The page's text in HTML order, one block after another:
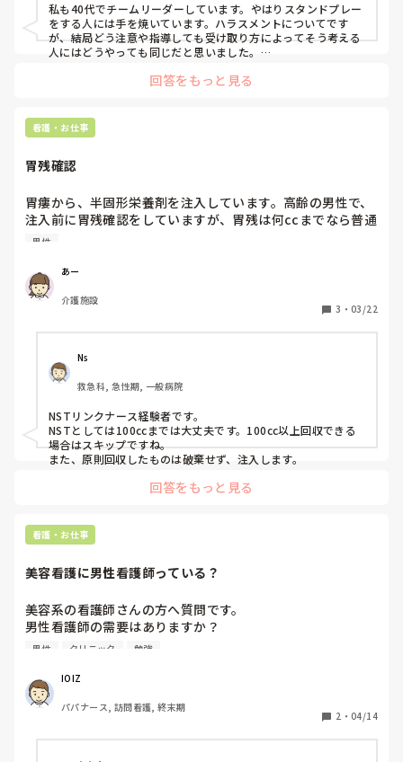
私も40代でチームリーダーしています。やはりスタンドプレー
をする人には手を焼いています。ハラスメントについてです
が、結局どう注意や指導しても受け取り方によってそう考える
人にはどうやっても同じだと思いました。
若い女性に対してですが、私は特に分け隔ててはいません。Z
しいと言われた時は流石に無理！と言いました)
学生の頃から女性が多い状況なので、意識する感覚が鈍ってる
ます。あくまで仕事ですからね。
回答をもっと見る
看護・お仕事
胃残確認
胃瘻から、半固形栄養剤を注入しています。高齢の男性で、
注入前に胃残確認をしていますが、胃残は何ccまでなら普通
に注入しますか？また、胃残が多い場合の対応はどのように
います。
男性
あー
介護施設
3 ・ 03/22
Ns
救急科, 急性期, 一般病院
NSTリンクナース経験者です。
NSTとしては100ccまでは大丈夫です。100cc以上回収できる
場合はスキップですね。
また、原則回収したものは破棄せず、注入します。
回答をもっと見る
看護・お仕事
美容看護に男性看護師っている？
美容系の看護師さんの方へ質問です。
男性看護師の需要はありますか？
また肩身は狭いですか？
が、
まったく方向性が違うため、興味はありつつもどんな世界な
のかが把握できていないため参考にさせて頂きたいです。
男性 クリニック 勉強
IOIZ
パパナース, 訪問看護, 終末期
2 ・ 04/14